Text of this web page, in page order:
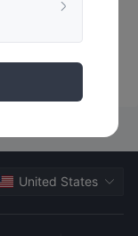
United States